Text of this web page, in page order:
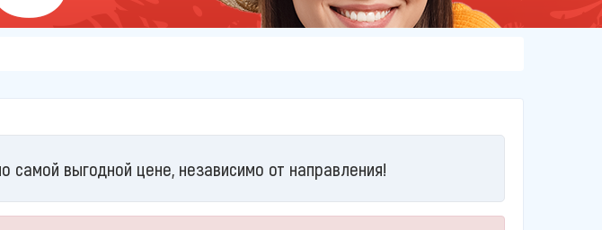
самой выгодной цене, независимо от направления!